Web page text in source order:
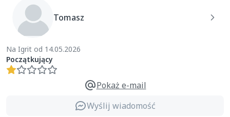
Tomasz
Na Igrit od 14.05.2026
Początkujący
Pokaż e-mail
Wyślij wiadomość